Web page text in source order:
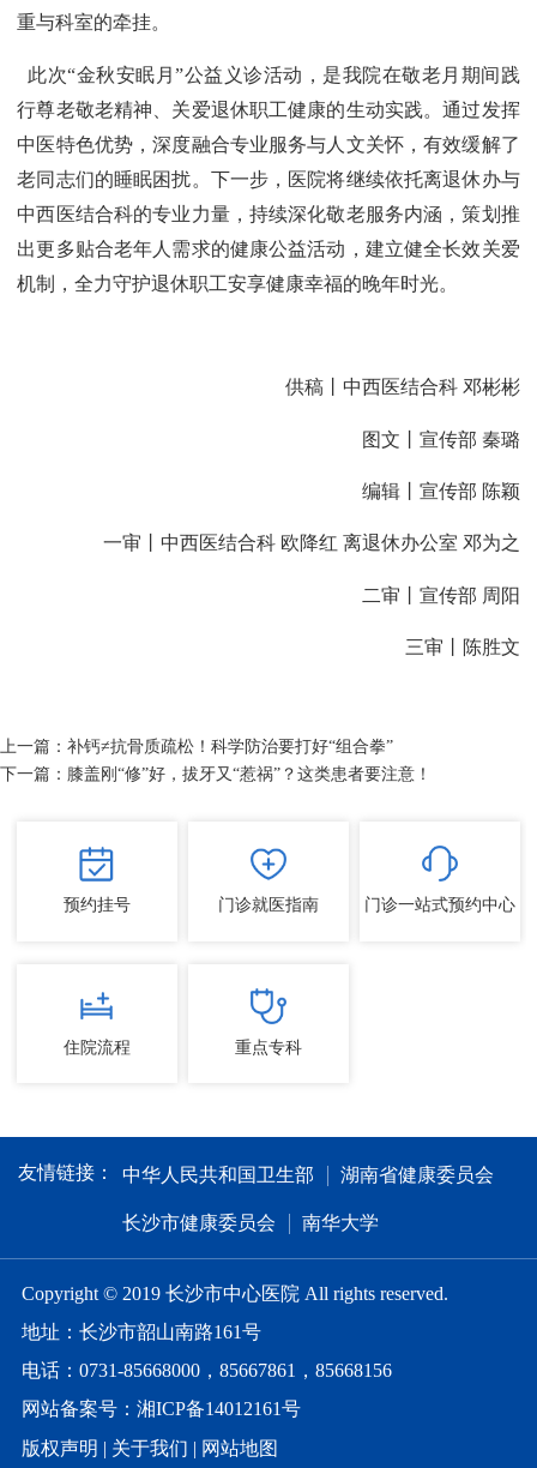
重与科室的牵挂。
此次“金秋安眠月”公益义诊活动，是我院在敬老月期间践
行尊老敬老精神、关爱退休职工健康的生动实践。通过发挥
中医特色优势，深度融合专业服务与人文关怀，有效缓解了
老同志们的睡眠困扰。下一步，医院将继续依托离退休办与
中西医结合科的专业力量，持续深化敬老服务内涵，策划推
出更多贴合老年人需求的健康公益活动，建立健全长效关爱
机制，全力守护退休职工安享健康幸福的晚年时光。
供稿丨中西医结合科 邓彬彬
图文丨宣传部 秦璐
编辑丨宣传部 陈颖
一审丨中西医结合科 欧降红 离退休办公室 邓为之
二审丨宣传部 周阳
三审丨陈胜文
上一篇： 补钙≠抗骨质疏松！科学防治要打好“组合拳”
下一篇： 膝盖刚“修”好，拔牙又“惹祸”？这类患者要注意！
预约挂号 门诊就医指南 门诊一站式预约中心
住院流程 重点专科
友情链接： 中华人民共和国卫生部 湖南省健康委员会
长沙市健康委员会 南华大学
Copyright © 2019 长沙市中心医院 All rights reserved.
地址：长沙市韶山南路161号
电话：0731-85668000，85667861，85668156
网站备案号：湘ICP备14012161号
版权声明 | 关于我们 | 网站地图